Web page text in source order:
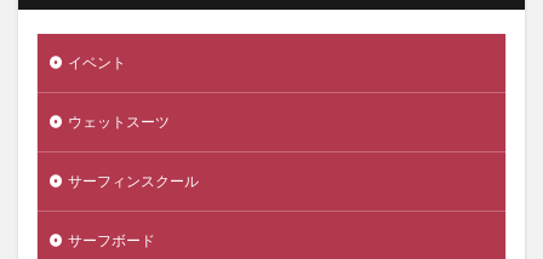
イベント
ウェットスーツ
サーフィンスクール
サーフボード